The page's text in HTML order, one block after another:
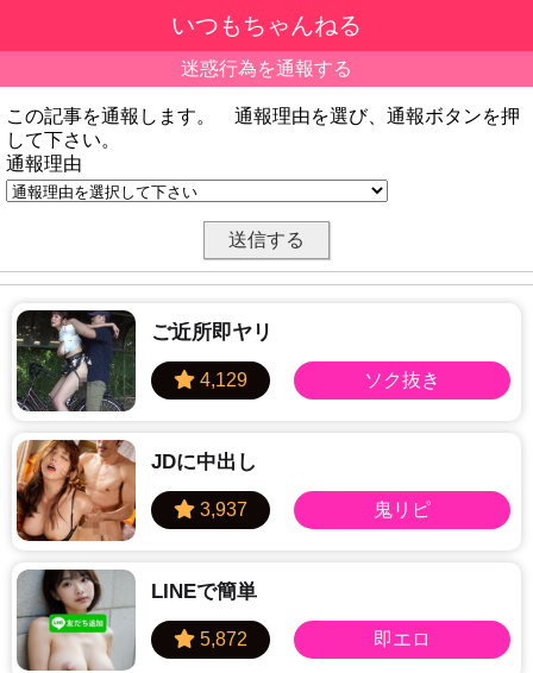
いつもちゃんねる
迷惑行為を通報する
この記事を通報します。 通報理由を選び、通報ボタンを押
して下さい。
通報理由
ご近所即ヤリ
JDに中出し
LINEで簡単